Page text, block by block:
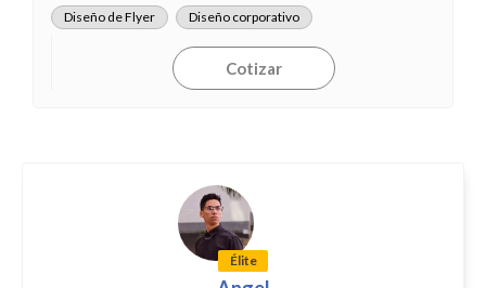
Diseño de Flyer
Diseño corporativo
Cotizar
Élite